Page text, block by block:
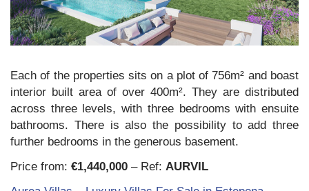
Each of the properties sits on a plot of 756m² and boast
interior built area of over 400m². They are distributed
across three levels, with three bedrooms with ensuite
bathrooms. There is also the possibility to add three
further bedrooms in the generous basement.
Price from: €1,440,000 – Ref: AURVIL